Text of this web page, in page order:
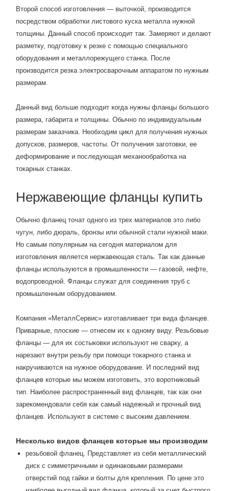
Второй способ изготовления — выточкой, производится
посредством обработки листового куска металла нужной
толщины. Данный способ происходит так. Замеряют и делают
разметку, подготовку к резке с помощью специального
оборудования и металлорежущего станка. После
производится резка электросварочным аппаратом по нужным
размерам.
Данный вид больше подходит когда нужны фланцы большого
размера, габарита и толщины. Обычно по индивидуальным
размерам заказчика. Необходим цикл для получения нужных
допусков, размеров, частоты. От получения заготовки, ее
деформирование и последующая механообработка на
токарных станках.
Нержавеющие фланцы купить
Обычно фланец точат одного из трех материалов это либо
чугун, либо дюраль, бронзы или обычной стали нужной маки.
Но самым популярным на сегодня материалом для
изготовления является нержавеющая сталь. Так как данные
фланцы используются в промышленности — газовой, нефте,
водопроводной. Фланцы служат для соединения труб с
промышленным оборудованием.
Компания «МеталлСервис» изготавливает три вида фланцев.
Приварные, плоские — отнесем их к одному виду. Резьбовые
фланцы — для их состыковки используют не сварку, а
нарезают внутри резьбу при помощи токарного станка и
накручиваются на нужное оборудование. И последний вид
фланцев которые мы можем изготовить, это воротниковый
тип. Наиболее распространенный вид фланцев, так как они
зарекомендовали себя как самый надежный и прочный вид
фланцев. Используют в системе с высоким давлением.
Несколько видов фланцев которые мы производим
резьбовой фланец. Представляет из себя металлический
диск с симметричными и одинаковыми размерами
отверстий под гайки и болты для крепления. По цене это